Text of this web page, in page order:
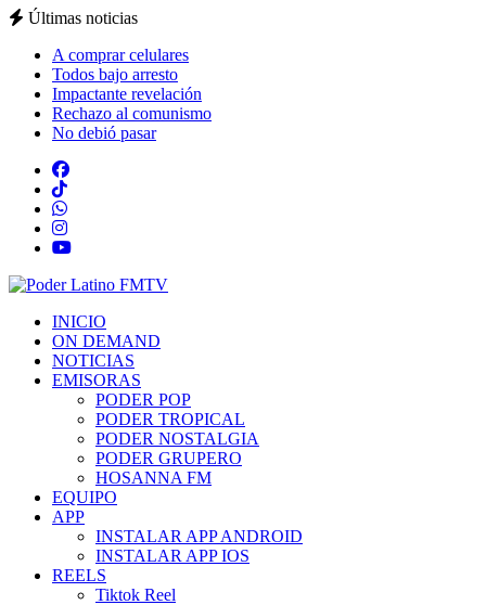
Últimas noticias
A comprar celulares
Todos bajo arresto
Impactante revelación
Rechazo al comunismo
No debió pasar
INICIO
ON DEMAND
NOTICIAS
EMISORAS
PODER POP
PODER TROPICAL
PODER NOSTALGIA
PODER GRUPERO
HOSANNA FM
EQUIPO
APP
INSTALAR APP ANDROID
INSTALAR APP IOS
REELS
Tiktok Reel